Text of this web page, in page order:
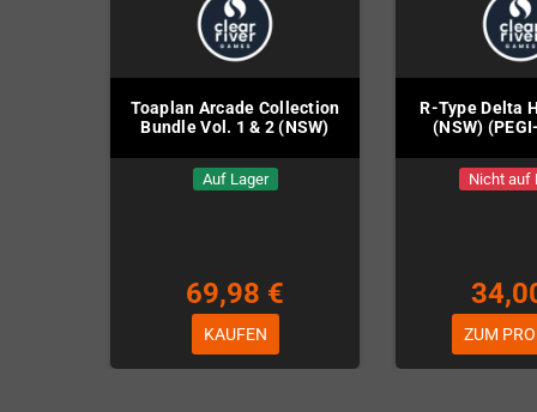
Toaplan Arcade Collection
Bundle Vol. 1 & 2 (NSW)
Auf Lager
69,98 €
KAUFEN
R-Type Delta
(NSW)
Nicht auf
ZUM